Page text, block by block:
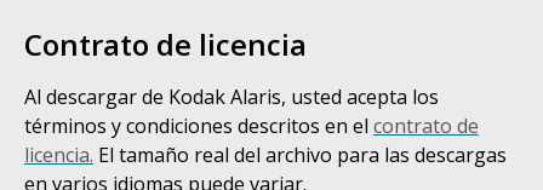
Contrato de licencia
Al descargar de Kodak Alaris, usted acepta los
términos y condiciones descritos en el contrato de
licencia. El tamaño real del archivo para las descargas
en varios idiomas puede variar.